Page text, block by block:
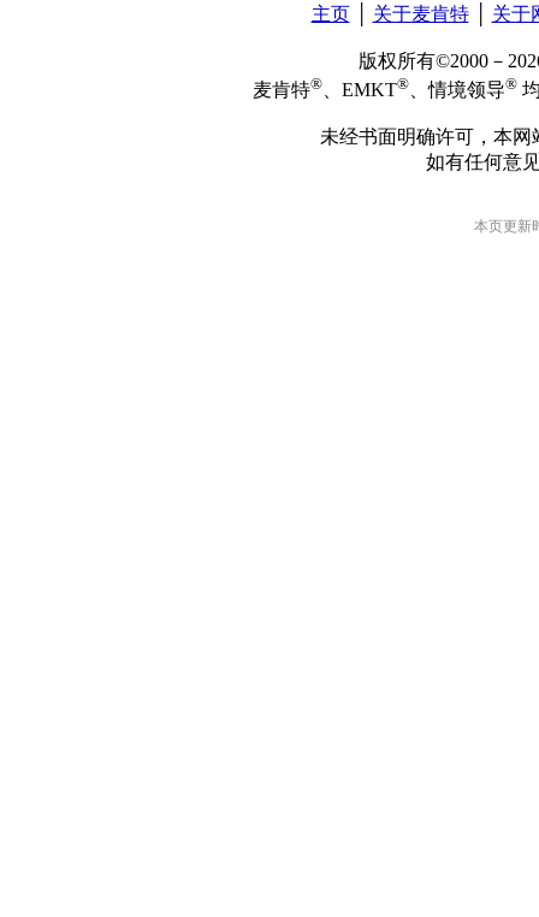
主页│ 关于麦肯特│ 关于
版权所有©2000－
麦肯特® 、EMKT® 、情境领导®
未经书面明确许可，本
如有任何意
本页更新